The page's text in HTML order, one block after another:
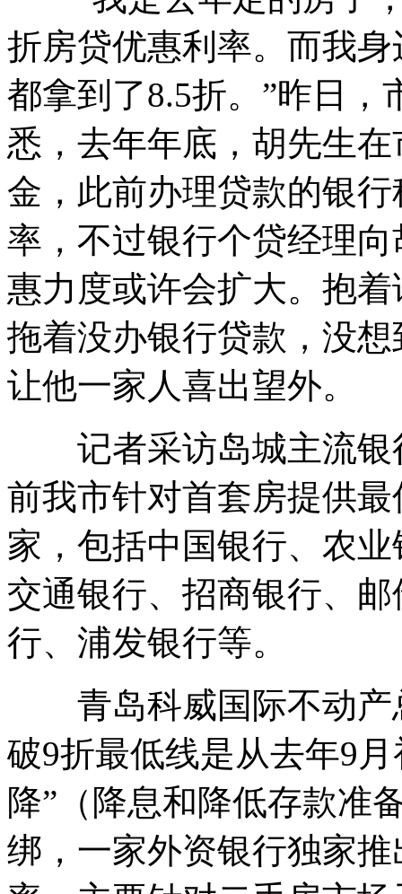
折房贷优惠利率。而我
都拿到了8.5折。”昨日
悉，去年年底，胡先生
金，此前办理贷款的银
率，不过银行个贷经理
惠力度或许会扩大。抱
拖着没办银行贷款，没
让他一家人喜出望外。
记者采访岛城主流银
前我市针对首套房提供
家，包括中国银行、农
交通银行、招商银行、
行、浦发银行等。
青岛科威国际不动产
破9折最低线是从去年9
降”（降息和降低存款准
绑，一家外资银行独家